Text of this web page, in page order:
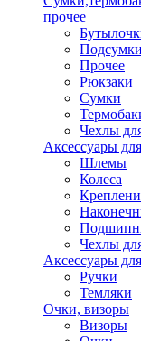
прочее
Прочее
Рюкзаки
Сумки
Чехлы
Аксессуары
Шлемы
Колеса
Чехлы
Аксессуары
Ручки
Темляки
Очки, визоры
Визоры